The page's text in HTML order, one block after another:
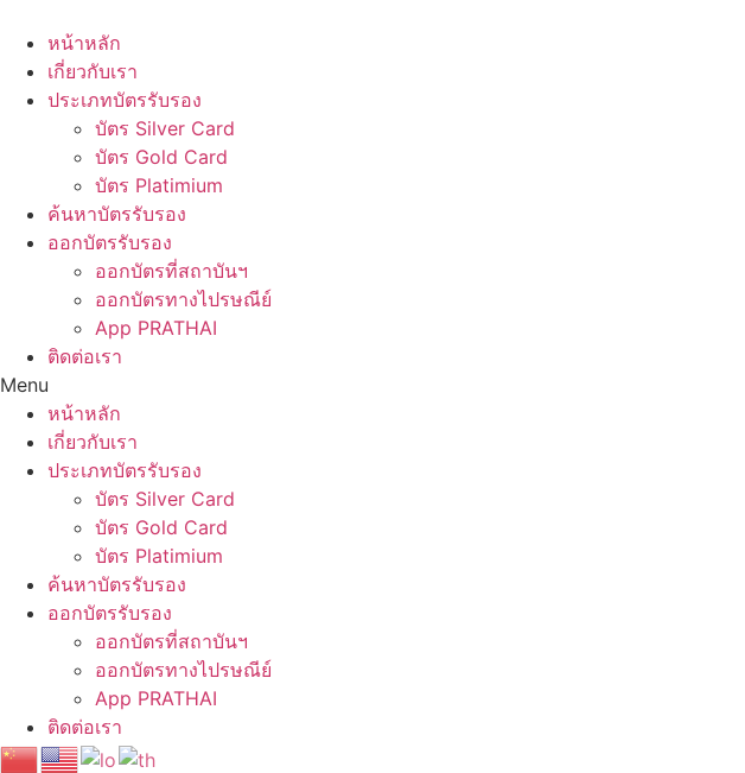
content
หน้าหลัก
เกี่ยวกับเรา
ประเภทบัตรรับรอง
บัตร Silver Card
บัตร Gold Card
บัตร Platimium
ค้นหาบัตรรับรอง
ออกบัตรรับรอง
ออกบัตรที่สถาบันฯ
ออกบัตรทางไปรษณีย์
App PRATHAI
ติดต่อเรา
Menu
หน้าหลัก
เกี่ยวกับเรา
ประเภทบัตรรับรอง
บัตร Silver Card
บัตร Gold Card
บัตร Platimium
ค้นหาบัตรรับรอง
ออกบัตรรับรอง
ออกบัตรที่สถาบันฯ
ออกบัตรทางไปรษณีย์
App PRATHAI
ติดต่อเรา